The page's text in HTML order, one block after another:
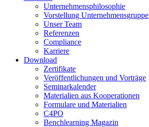
Unternehmensphilosophie
Vorstellung Unternehmensgruppe
Unser Team
Referenzen
Compliance
Karriere
Download
Zertifikate
Veröffentlichungen und Vorträge
Seminarkalender
Materialien aus Kooperationen
Formulare und Materialien
C4PO
Benchlearning Magazin